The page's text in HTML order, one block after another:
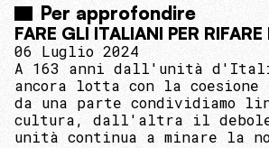
Per approfondire
FARE GLI ITALIANI PER
06 Luglio 2024
A 163 anni dall'unità
ancora lotta con la coesione
da una parte condividiamo
cultura, dall'altra il debole
unità continua a minare la